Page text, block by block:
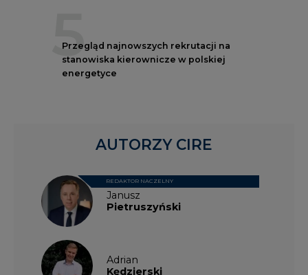
5
Przegląd najnowszych rekrutacji na
stanowiska kierownicze w polskiej
energetyce
Janusz
Pietruszyński
REDAKTOR NACZELNY
Adrian
Kędzierski
AUTORZY CIRE